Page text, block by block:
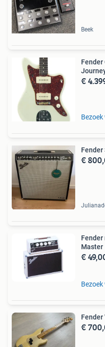
Beek
Fender
€
Fender
€
Master
€
Fender
€